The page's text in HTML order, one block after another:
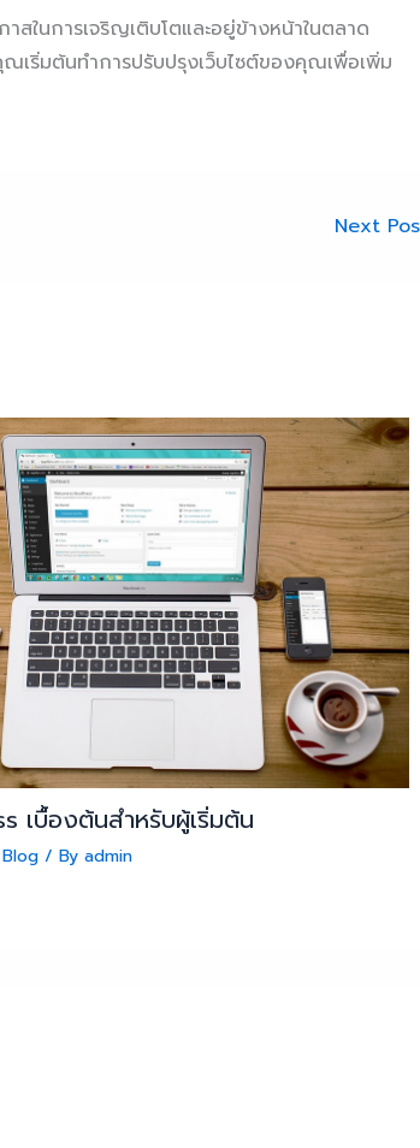
สในการเจริญเติบโตและอยู่ข้างหน้าในตลาด
เริ่มต้นทำการปรับปรุงเว็บไซต์ของคุณเพื่อเพิ่ม
Next
เบื้องต้นสำหรับผู้เริ่มต้น
Blog/ By admin